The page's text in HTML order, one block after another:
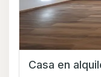
Casa en